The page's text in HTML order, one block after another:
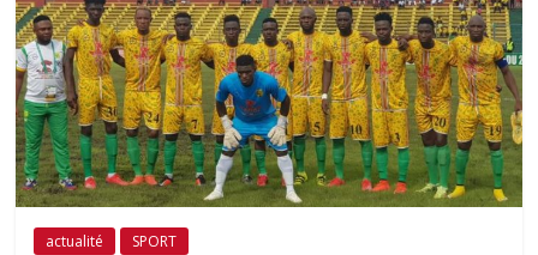
actualité SPORT